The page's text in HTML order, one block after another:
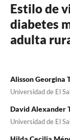
Estilo de
diabetes
adulta
Alisson Georgina
Universidad de El
David Alexander
Universidad de El